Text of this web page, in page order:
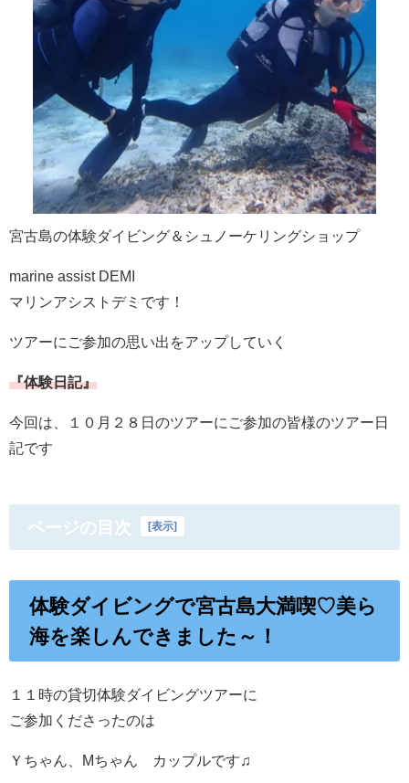
宮古島の体験ダイビング＆シュノーケリングショップ
marine assist DEMI
マリンアシストデミです！
ツアーにご参加の思い出をアップしていく
『体験日記』
今回は、１０月２８日のツアーにご参加の皆様のツアー日
記です
ページの目次 [表示]
体験ダイビングで宮古島大満喫♡美ら
海を楽しんできました～！
１１時の貸切体験ダイビングツアーに
ご参加くださったのは
Ｙちゃん、Mちゃん カップルです♫